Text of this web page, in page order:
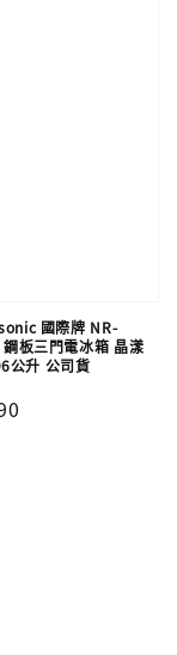
國際牌 NR-
板三門電冰箱 晶漾
公升 公司貨